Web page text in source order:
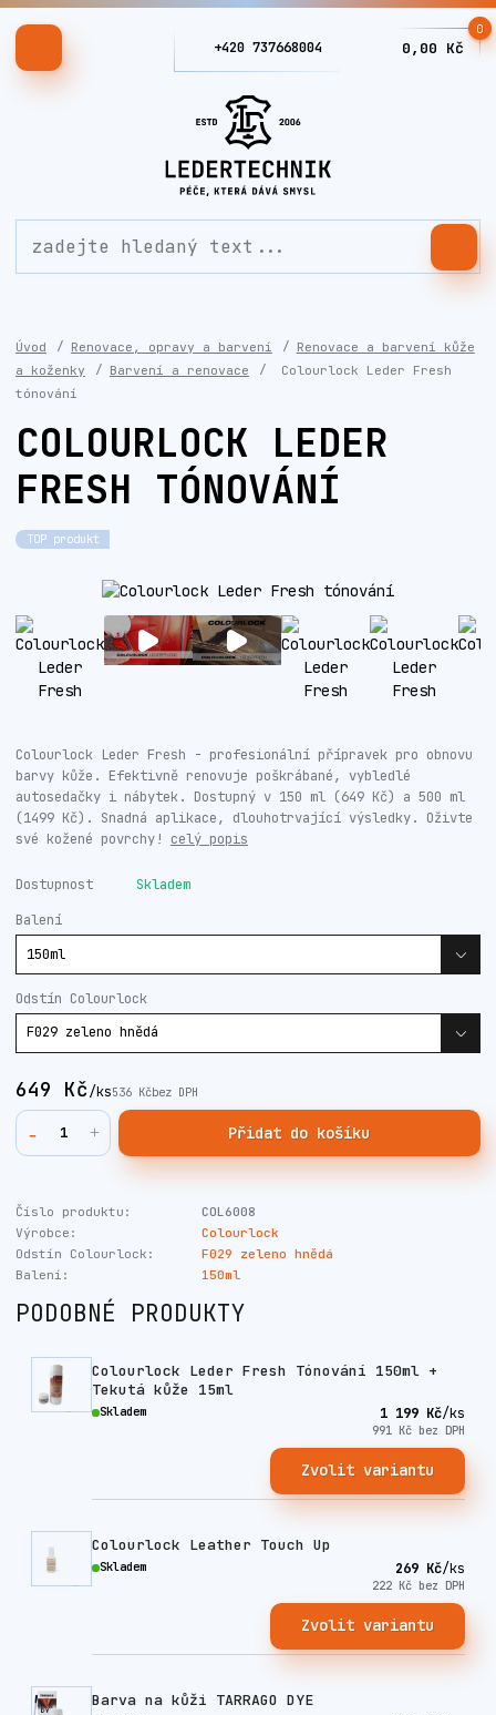
+420 737668004
0
0,00 Kč
Úvod Renovace, opravy a barvení
Renovace a barvení kůže
a koženky
Barvení a renovace
Colourlock Leder Fresh
tónování
COLOURLOCK LEDER
FRESH TÓNOVÁNÍ
TOP produkt
Colourlock Leder Fresh - profesionální přípravek pro obnovu
barvy kůže. Efektivně renovuje poškrábané, vybledlé
autosedačky i nábytek. Dostupný v 150 ml (649 Kč) a 500 ml
(1499 Kč). Snadná aplikace, dlouhotrvající výsledky. Oživte
své kožené povrchy! celý popis
Dostupnost Skladem
Balení
Odstín Colourlock
649 Kč/ks536 Kčbez DPH
Přidat do košíku
Číslo produktu:
COL6008
Výrobce:
Colourlock
Odstín Colourlock:
F029 zeleno hnědá
Balení:
150ml
PODOBNÉ PRODUKTY
Colourlock Leder Fresh Tónování 150ml +
Tekutá kůže 15ml
1 199 Kč/ks
991 Kč bez DPH
Skladem
Zvolit variantu
Colourlock Leather Touch Up
269 Kč/ks
222 Kč bez DPH
Skladem
Zvolit variantu
Barva na kůži TARRAGO DYE